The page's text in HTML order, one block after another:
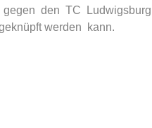
den TC Ludwigsburg
werden  kann.